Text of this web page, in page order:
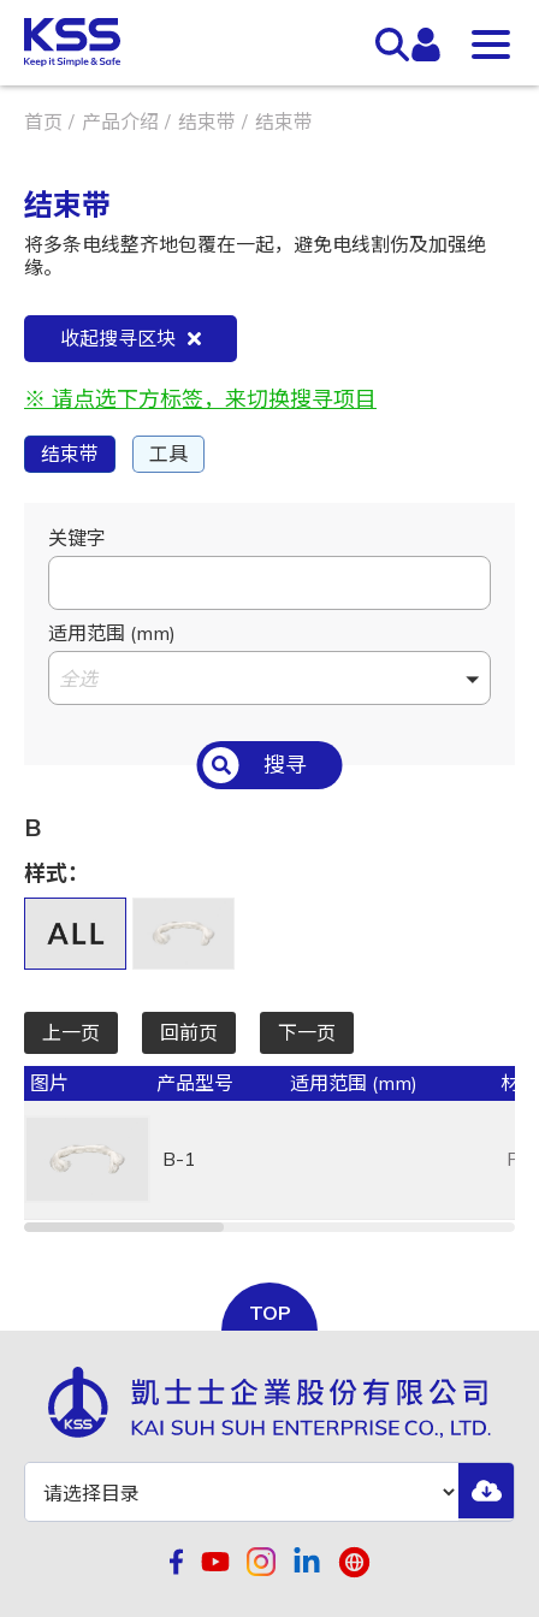
首页 产品介绍 结束带 结束带
结束带
将多条电线整齐地包覆在一起，避免电线割伤及加强绝
缘。
收起搜寻区块
※ 请点选下方标签，来切换搜寻项目
结束带 工具
关键字
适用范围 (mm)
全选
搜寻
B
样式：
上一页 回前页 下一页
图片 产品型号 适用范围 (mm) 材质
B-1
TOP